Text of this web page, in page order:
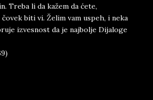
Treba li da kažem da ćete,
biti vi. Želim vam uspeh, i neka
izvesnost da je najbolje Dijaloge